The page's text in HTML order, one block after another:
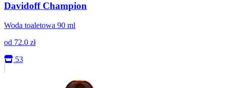
Davidoff Champion
Woda toaletowa 90 ml
od 72.0 zł
53